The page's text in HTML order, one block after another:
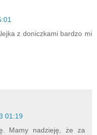
z doniczkami bardzo mi
01:19
Mamy nadzieję, że za